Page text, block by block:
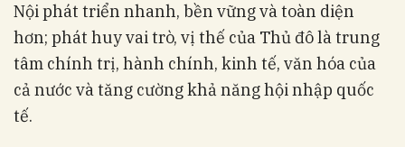
Nội phát triển nhanh, bền vững và toàn diện
hơn; phát huy vai trò, vị thế của Thủ đô là trung
tâm chính trị, hành chính, kinh tế, văn hóa của
cả nước và tăng cường khả năng hội nhập quốc
tế.